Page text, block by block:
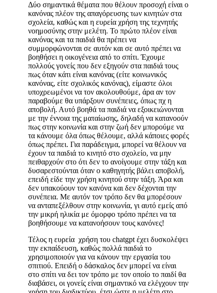
Δύο σημαντικά θέματα που θέλουν προσοχή είναι ο
κανόνας πλέον της απαγόρευσης των κινητών στα
σχολεία, καθώς και η ευρεία χρήση της τεχνητής
νοημοσύνης στην μελέτη. Το πρώτο πλέον είναι
κανόνας και τα παιδιά θα πρέπει να
συμμορφώνονται σε αυτόν και σε αυτό πρέπει να
βοηθήσει η οικογένεια από το σπίτι. Έχουμε
πολλούς γονείς που δεν εξηγούν στα παιδιά τους
πως όταν κάτι είναι κανόνας (είτε κοινωνικός
κανόνας, είτε σχολικός κανόνας), είμαστε όλοι
υποχρεωμένοι να τον ακολουθούμε, άρα αν τον
παραβούμε θα υπάρξουν συνέπειες, όπως πχ η
αποβολή. Αυτό βοηθά τα παιδιά να εξοικειώνονται
με την έννοια της ματαίωσης, δηλαδή να κατανοούν
πως στην κοινωνία και στην ζωή δεν μπορούμε να
τα κάνουμε όλα όπως θέλουμε, αλλά κάποιες φορές
όπως πρέπει. Για παράδειγμα, μπορεί να θέλουν να
έχουν τα παιδιά το κινητό στο σχολείο, να μην
πειθαρχούν στο ότι δεν το ανοίγουμε στην τάξη και
δυσαρεστούνται όταν ο καθηγητής βάλει αποβολή,
επειδή είδε την χρήση κινητού στην τάξη. Άρα και
δεν υπακούουν τον κανόνα και δεν δέχονται την
συνέπεια. Με αυτόν τον τρόπο δεν θα μπορέσουν
να ανταπεξέλθουν στην κοινωνία, γι αυτό εμείς από
την μικρή ηλικία με όμορφο τρόπο πρέπει να τα
βοηθήσουμε να κατανοήσουν τους κανόνες!
Τέλος η ευρεία χρήση του chatgpt έχει δυσκολέψει
την εκπαίδευση, καθώς πολλά παιδιά το
χρησιμοποιούν για να κάνουν την εργασία του
σπιτιού. Επειδή ο δάσκαλος δεν μπορεί να είναι
στο σπίτι να δει τον τρόπο με τον οποίο το παιδί θα
διαβάσει, οι γονείς είναι σημαντικό να ελέγχουν την